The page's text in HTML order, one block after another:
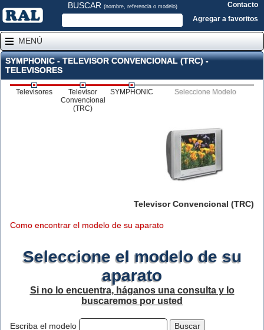
BUSCAR (nombre, referencia o modelo)
Contacto
Agregar a favoritos
MENÚ
SYMPHONIC - TELEVISOR CONVENCIONAL (TRC) -
TELEVISORES
Televisores
Televisor
Convencional
(TRC)
SYMPHONIC Seleccione Modelo
Televisor Convencional (TRC)
Como encontrar el modelo de su aparato
Seleccione el modelo de su
aparato
Si no lo encuentra, háganos una consulta y lo
buscaremos por usted
Escriba el modelo